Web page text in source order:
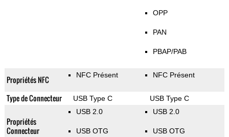
OPP
PAN
PBAP/PAB
Propriétés NFC NFC Présent NFC Présent
Type de Connecteur USB Type C USB Type C
Propriétés
Connecteur
USB 2.0
USB OTG
USB 2.0
USB OTG